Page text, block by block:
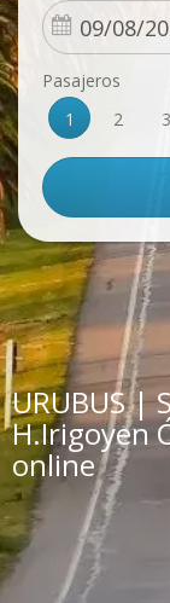
Pasajeros
1
2 3
URUBUS |
H.Irigoyen
online